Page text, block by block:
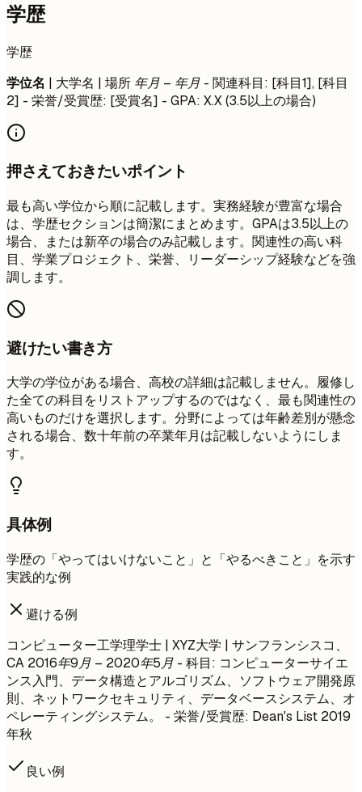
学歴
学歴
学位名 | 大学名 | 場所 年月 – 年月 - 関連科目: [科目1], [科目
2] - 栄誉/受賞歴: [受賞名] - GPA: X.X (3.5以上の場合)
押さえておきたいポイント
最も高い学位から順に記載します。実務経験が豊富な場合
は、学歴セクションは簡潔にまとめます。GPAは3.5以上の
場合、または新卒の場合のみ記載します。関連性の高い科
目、学業プロジェクト、栄誉、リーダーシップ経験などを強
調します。
避けたい書き方
大学の学位がある場合、高校の詳細は記載しません。履修し
た全ての科目をリストアップするのではなく、最も関連性の
高いものだけを選択します。分野によっては年齢差別が懸念
される場合、数十年前の卒業年月は記載しないようにしま
す。
具体例
学歴の「やってはいけないこと」と「やるべきこと」を示す
実践的な例
避ける例
コンピューター工学理学士 | XYZ大学 | サンフランシスコ、
CA 2016年9月 – 2020年5月 - 科目: コンピューターサイエ
ンス入門、データ構造とアルゴリズム、ソフトウェア開発原
則、ネットワークセキュリティ、データベースシステム、オ
ペレーティングシステム。 - 栄誉/受賞歴: Dean's List 2019
年秋
良い例